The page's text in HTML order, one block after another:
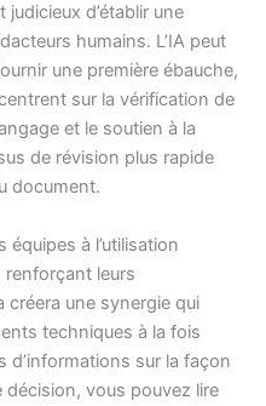
judicieux d’établir une
humains. L’IA peut
une première ébauche,
sur la vérification de
et le soutien à la
de révision plus rapide
document.
à l’utilisation
renforçant leurs
créera une synergie qui
techniques à la fois
d’informations sur la façon
décision, vous pouvez lire